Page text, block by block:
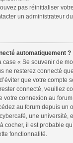
pas réinitialiser
un administrateur du
automatiquement ?
case « Se souvenir de
ne resterez connecté
que votre compte
connecté, veuillez
votre connexion au
au forum depuis un
une université,
cocher, il est probable
fonctionnalité.